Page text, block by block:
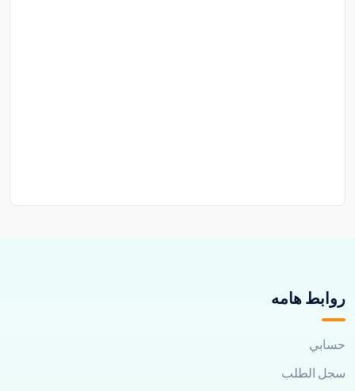
روابط هامه
حسابي
سجل الطلب